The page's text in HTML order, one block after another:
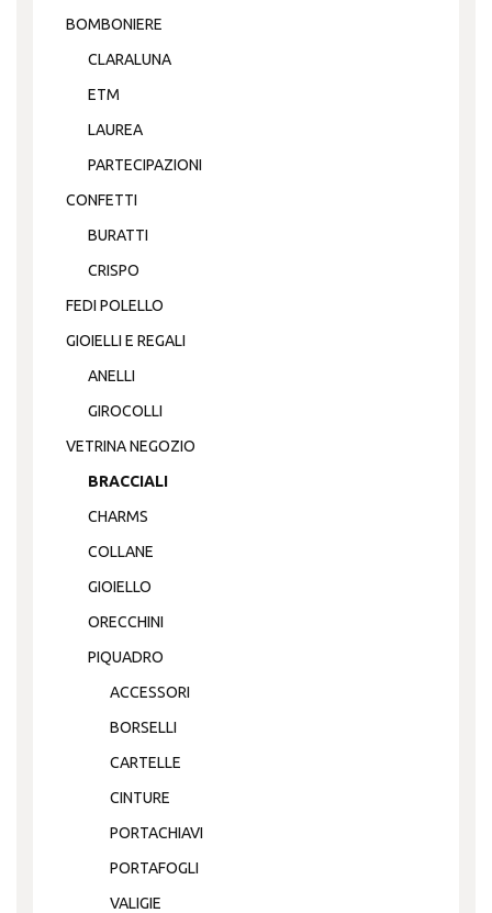
BOMBONIERE
CLARALUNA
ETM
LAUREA
PARTECIPAZIONI
CONFETTI
BURATTI
CRISPO
FEDI POLELLO
GIOIELLI E REGALI
ANELLI
GIROCOLLI
VETRINA NEGOZIO
BRACCIALI
CHARMS
COLLANE
GIOIELLO
ORECCHINI
PIQUADRO
ACCESSORI
BORSELLI
CARTELLE
CINTURE
PORTACHIAVI
PORTAFOGLI
VALIGIE